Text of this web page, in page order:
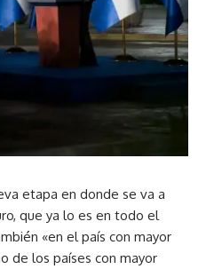
etapa en donde se va a
que ya lo es en todo el
«en el país con mayor
de los países con mayor